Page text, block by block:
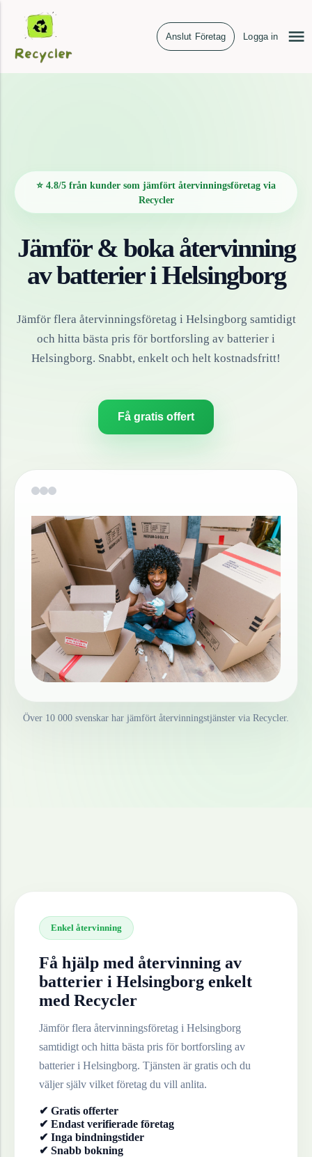
Anslut Företag Logga in
⭐ 4.8/5 från kunder som jämfört återvinningsföretag via
Recycler
Jämför & boka återvinning
avbatterieriHelsingborg
Jämför flera återvinningsföretag i Helsingborg samtidigt
och hitta bästa pris för bortforsling av batterier i
Helsingborg. Snabbt, enkelt och helt kostnadsfritt!
Få gratis offert
Över 10 000 svenskar har jämfört återvinningstjänster via Recycler.
Enkel återvinning
Få hjälp med återvinning av
batterier i Helsingborg enkelt
med Recycler
Jämför flera återvinningsföretag i Helsingborg
samtidigt och hitta bästa pris för bortforsling av
batterieri Helsingborg. Tjänsten är gratis och du
väljer själv vilket företag du vill anlita.
✔ Gratis offerter
✔ Endast verifierade företag
✔ Inga bindningstider
✔ Snabb bokning